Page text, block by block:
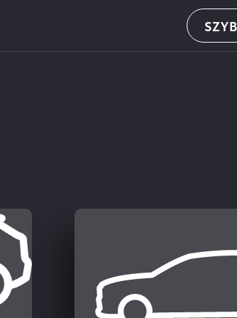
do WALDER – ul.Knurowska 8,